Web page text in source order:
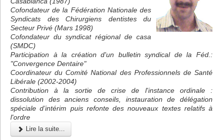
Cofondateur de la Fédération Nationale des
Syndicats des Chirurgiens dentistes du
Secteur Privé (Mars 1998)
Cofondateur du syndicat régional de casa
(SMDC)
Participation à la création d'un bulletin syndical de la Féd.:
"Convergence Dentaire"
Coordinateur du Comité National des Professionnels de Santé
Libérale (2002-2004)
Contribution à la sortie de crise de l'instance ordinale :
dissolution des anciens conseils, instauration de délégation
spéciale d’intérim puis refonte des nouveaux textes relatifs à
l'ordre
Lire la suite...